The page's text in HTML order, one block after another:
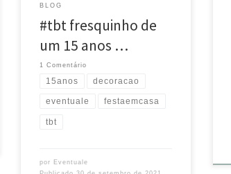
#festaemcasa #decoração
BLOG
#tbt fresquinho de
um 15 anos …
1 Comentário
15anos decoracao
eventuale festaemcasa
tbt
por Eventuale